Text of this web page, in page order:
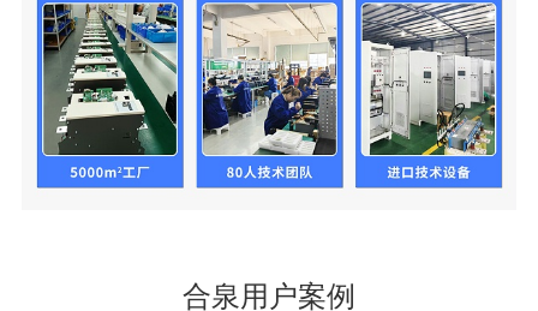
合泉用户案例